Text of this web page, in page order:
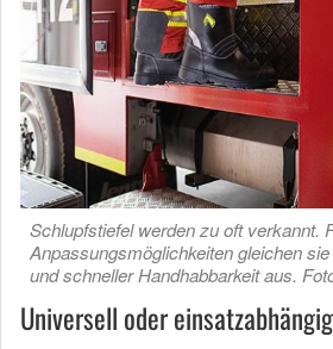
Schlupfstiefel werden zu oft verkannt.
Anpassungsmöglichkeiten gleichen
und schneller Handhabbarkeit aus.
Universell oder